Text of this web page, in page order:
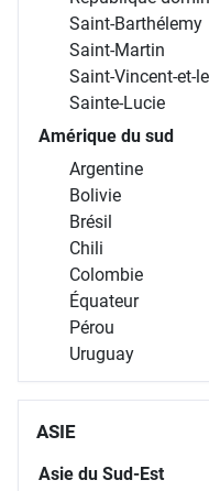
Saint-Barthélemy
Saint-Martin
Saint-Vincent-et-
Sainte-Lucie
Amérique du sud
Argentine
Bolivie
Brésil
Chili
Colombie
Équateur
Pérou
Uruguay
ASIE
Asie du Sud-Est